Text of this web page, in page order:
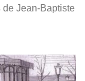
de Jean-Baptiste